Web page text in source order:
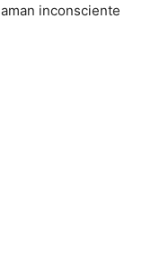
inconsciente